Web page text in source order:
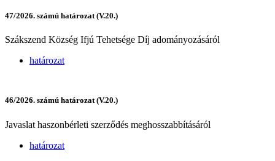
47/2026. számú határozat (V.20.)
Szákszend Község Ifjú Tehetsége Díj adományozásáról
határozat
46/2026. számú határozat (V.20.)
Javaslat haszonbérleti szerződés meghosszabbításáról
határozat